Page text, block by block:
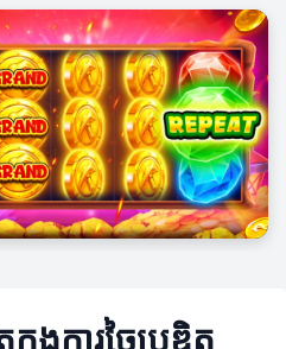
នុងការច្នៃប្រឌិត